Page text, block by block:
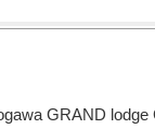
GRAND